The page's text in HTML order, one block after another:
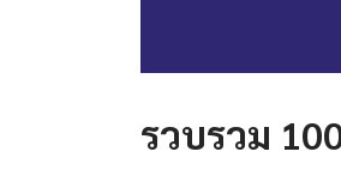
รวบรวม